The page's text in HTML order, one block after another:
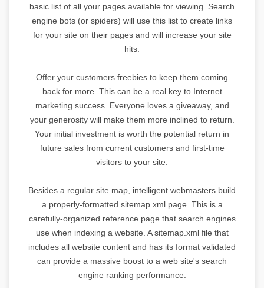
basic list of all your pages available for viewing. Search
engine bots (or spiders) will use this list to create links
for your site on their pages and will increase your site
hits.
Offer your customers freebies to keep them coming
back for more. This can be a real key to Internet
marketing success. Everyone loves a giveaway, and
your generosity will make them more inclined to return.
Your initial investment is worth the potential return in
future sales from current customers and first-time
visitors to your site.
Besides a regular site map, intelligent webmasters build
a properly-formatted sitemap.xml page. This is a
carefully-organized reference page that search engines
use when indexing a website. A sitemap.xml file that
includes all website content and has its format validated
can provide a massive boost to a web site's search
engine ranking performance.